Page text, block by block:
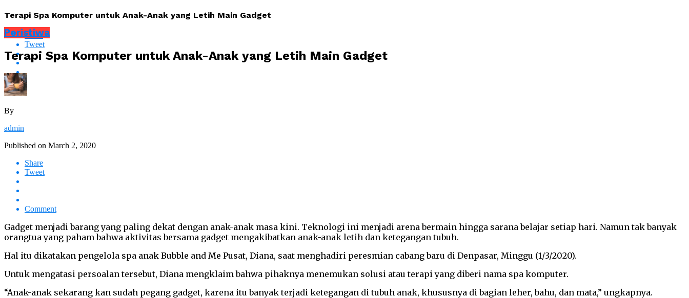
Terapi Spa Komputer untuk Anak-Anak yang Letih Main Gadget
Share
Tweet
Peristiwa
Terapi Spa Komputer untuk Anak-Anak yang Letih Main Gadget
By
admin
Published on March 2, 2020
Share
Tweet
Comment
Gadget menjadi barang yang paling dekat dengan anak-anak masa kini. Teknologi ini menjadi arena bermain hingga sarana belajar setiap hari. Namun tak banyak
orangtua yang paham bahwa aktivitas bersama gadget mengakibatkan anak-anak letih dan ketegangan tubuh.
Hal itu dikatakan pengelola spa anak Bubble and Me Pusat, Diana, saat menghadiri peresmian cabang baru di Denpasar, Minggu (1/3/2020).
Untuk mengatasi persoalan tersebut, Diana mengklaim bahwa pihaknya menemukan solusi atau terapi yang diberi nama spa komputer.
“Anak-anak sekarang kan sudah pegang gadget, karena itu banyak terjadi ketegangan di tubuh anak, khususnya di bagian leher, bahu, dan mata,” ungkapnya.